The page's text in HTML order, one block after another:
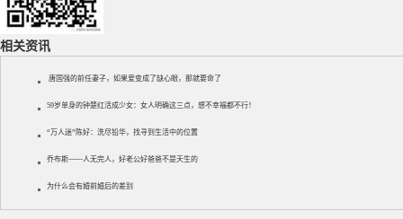
相关资讯
唐国强的前任妻子，如果爱变成了缺心眼，那就要命了
59岁单身的钟楚红活成少女：女人明确这三点，想不幸福都不行！
“万人迷”陈好：洗尽铅华，找寻到生活中的位置
乔布斯——人无完人，好老公好爸爸不是天生的
为什么会有婚前婚后的差别